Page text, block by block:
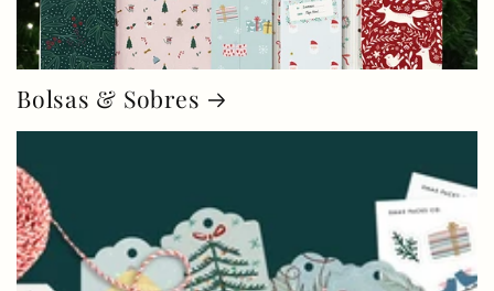
Bolsas & Sobres